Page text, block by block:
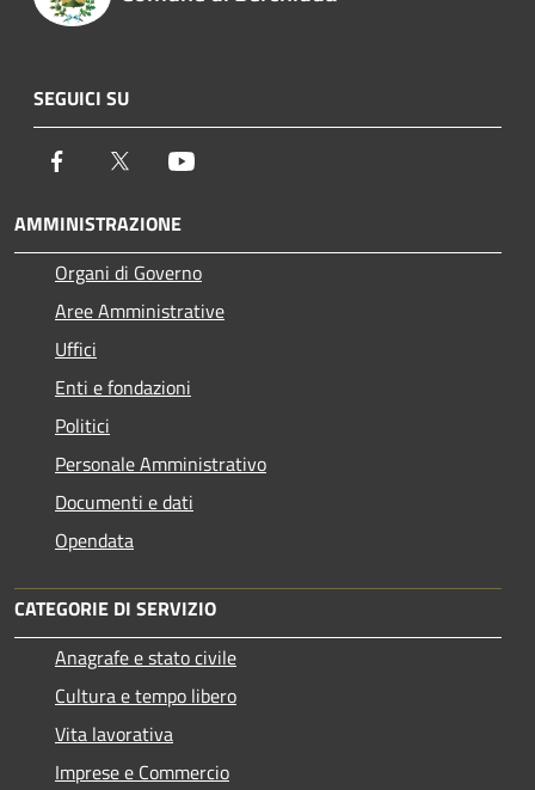
SEGUICI SU
Facebook Twitter
AMMINISTRAZIONE
Organi di Governo
Aree Amministrative
Uffici
Enti e fondazioni
Politici
Personale Amministrativo
Documenti e dati
Opendata
CATEGORIE DI SERVIZIO
Anagrafe e stato civile
Cultura e tempo libero
Vita lavorativa
Imprese e Commercio